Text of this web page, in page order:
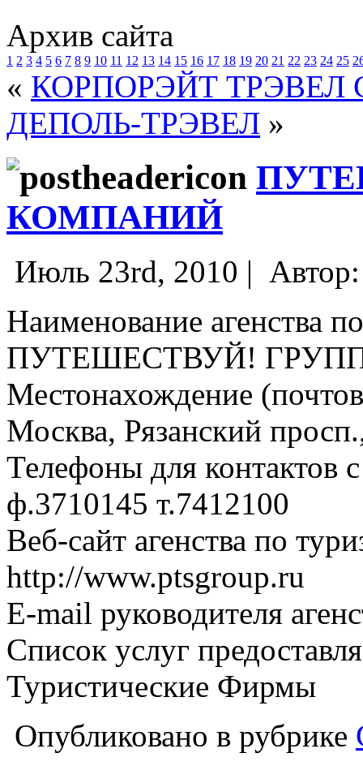
Архив сайта
1 2 3 4 5 6 7 8 9 10 11 12 13 14 15 16 17 18 19 20 21 22 23 24 25
« КОРПОРЭЙТ ТРЭВЕЛ
ДЕПОЛЬ-ТРЭВЕЛ »
КОМПАНИЙ
Июль 23rd, 2010 |
Наименование агенства
ПУТЕШЕСТВУЙ!
Местонахождение
Москва, Рязанский
Телефоны для контактов
ф.3710145 т.7412100
Веб-сайт агенства по
http://www.ptsgroup.ru
E-mail руководителя
Список услуг
Туристические Фирмы
Опубликовано в рубрике